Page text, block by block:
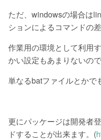
ただ、windowsの場合は
ションによるコマンドの差
作業用の環境として利用
かい設定もあまりないので
単なるbatファイルとかで
更にパッケージは開発者
ドすることが出来ます。(